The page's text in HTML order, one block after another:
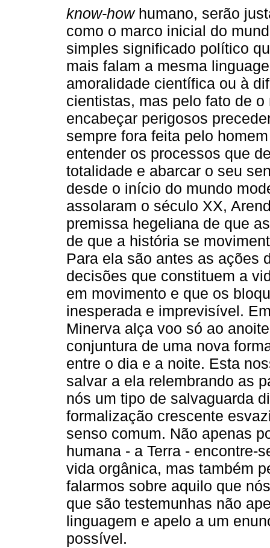
know-howhumano, serão
como o marco inicial do
simples significado político
mais falam a mesma
amoralidade científica ou à
cientistas, mas pelo fato de
encabeçar perigosos
sempre fora feita pelo
entender os processos que
totalidade e abarcar o seu
desde o início do mundo
assolaram o século XX,
premissa hegeliana de que
de que a história se
Para ela são antes as ações
decisões que constituem a
em movimento e que os
inesperada e imprevisível.
Minerva alça voo só ao
conjuntura de uma nova
entre o dia e a noite. Esta
salvar a ela relembrando as
nós um tipo de salvaguarda
formalização crescente
senso comum. Não apenas
humana - a Terra - encontre-
vida orgânica, mas também
falarmos sobre aquilo que
que são testemunhas não
linguagem e apelo a um
possível.